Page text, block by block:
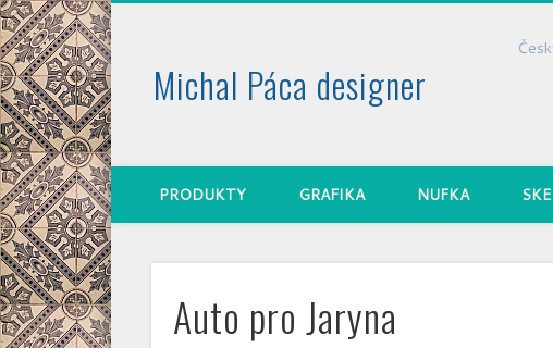
Michal Páca designer
PRODUKTY GRAFIKA NUFKA
Auto pro Jaryna